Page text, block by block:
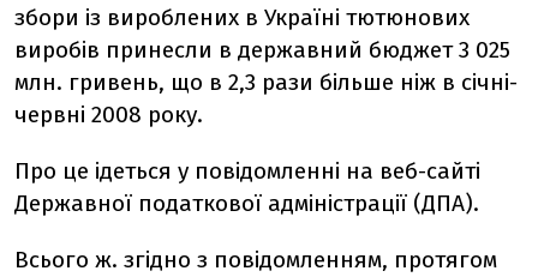
збори із вироблених в Україні тютюнових
виробів принесли в державний бюджет 3 025
млн. гривень, що в 2,3 рази більше ніж в січні-
червні 2008 року.
Про це ідеться у повідомленні на веб-сайті
Державної податкової адміністрації (ДПА).
Всього ж. згідно з повідомленням, протягом